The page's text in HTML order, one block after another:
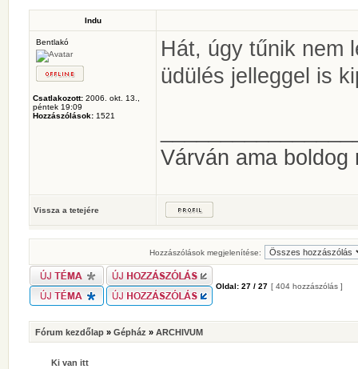
Indu
Bentlakó
Csatlakozott: 2006. okt. 13.,
péntek 19:09
Hozzászólások: 1521
Hát, úgy tűnik nem
üdülés jelleggel is
Várván ama boldog
Vissza a tetejére
Hozzászólások megjelenítése:
Oldal: 27 / 27 [ 404 hozzászólás ]
Fórum kezdőlap » Gépház » ARCHIVUM
Ki van itt